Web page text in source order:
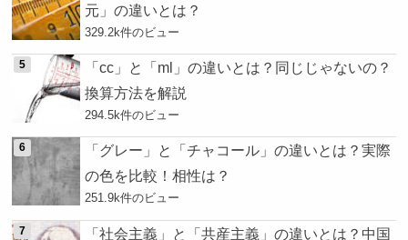
元」の違いとは？
329.2k件のビュー
「cc」と「ml」の違いとは？同じじゃないの？
換算方法を解説
294.5k件のビュー
「グレー」と「チャコール」の違いとは？実際
の色を比較！相性は？
251.9k件のビュー
「社会主義」と「共産主義」の違いとは？中国